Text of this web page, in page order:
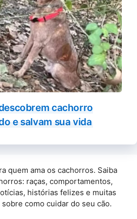
cachorro
e salvam sua vida
quem ama os cachorros. Saiba
raças, comportamentos,
histórias felizes e muitas
como cuidar do seu cão.